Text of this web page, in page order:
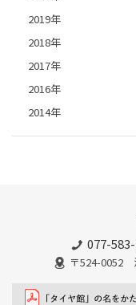
2019年
2018年
2017年
2016年
2014年
077-
〒524-0052